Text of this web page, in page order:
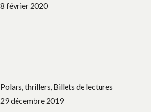
8 février 2020
Polars, thrillers, Billets de lectures
29 décembre 2019